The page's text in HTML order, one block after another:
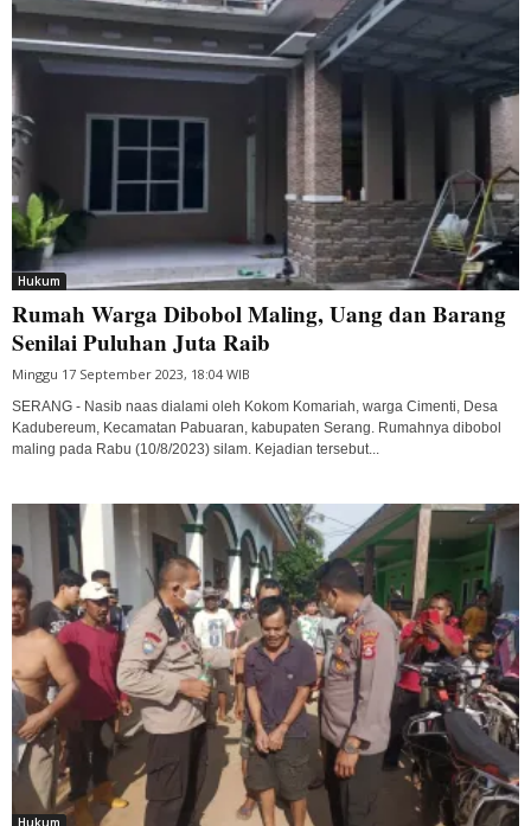
Hukum
Rumah Warga Dibobol Maling, Uang dan Barang
Senilai Puluhan Juta Raib
Minggu 17 September 2023, 18:04 WIB
SERANG - Nasib naas dialami oleh Kokom Komariah, warga Cimenti, Desa
Kadubereum, Kecamatan Pabuaran, kabupaten Serang. Rumahnya dibobol
maling pada Rabu (10/8/2023) silam. Kejadian tersebut...
Hukum